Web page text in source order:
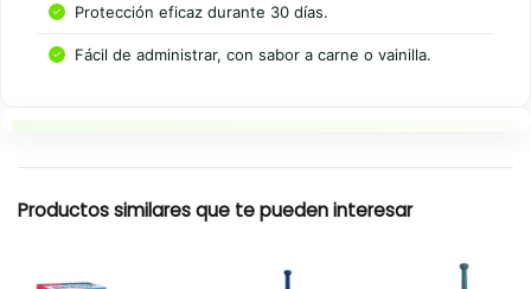
Protección eficaz durante 30 días.
Fácil de administrar, con sabor a carne o vainilla.
Productos similares que te pueden interesar